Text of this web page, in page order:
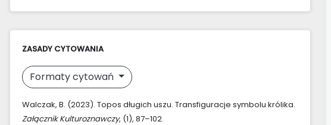
ZASADY CYTOWANIA
Formaty cytowań
Walczak, B. (2023). Topos długich uszu. Transfiguracje symbolu królika.
Załącznik Kulturoznawczy, (1), 87–102.